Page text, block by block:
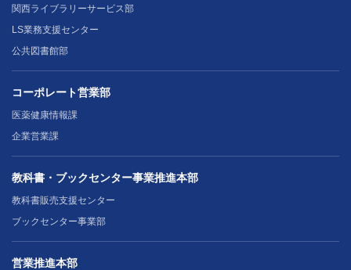
関西ライブラリーサービス部
LS業務支援センター
公共図書館部
コーポレート営業部
医薬健康情報課
企業営業課
教科書・ブックセンター事業推進本部
教科書販売支援センター
ブックセンター事業部
営業推進本部